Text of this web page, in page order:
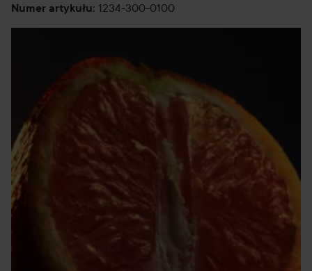
Numer artykułu: 1234-300-0100